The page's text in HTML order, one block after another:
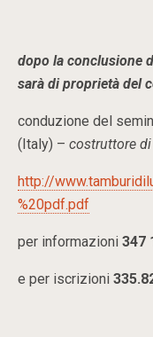
dopo la conclusione
sarà di proprietà del
conduzione del
(Italy) – costruttore
http://
%20pdf.pdf
per informazioni 347
e per iscrizioni